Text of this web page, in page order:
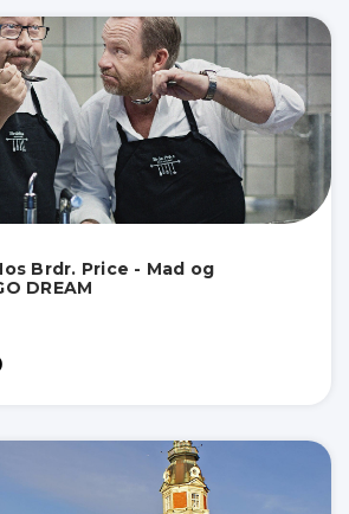
Brdr. Price - Mad og
DREAM